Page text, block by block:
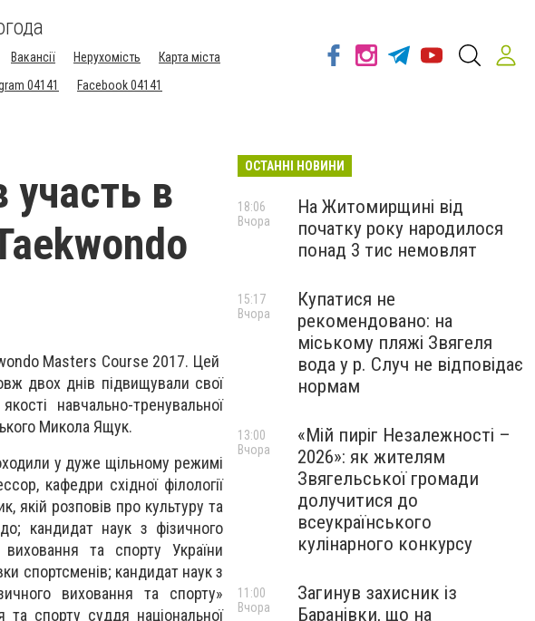
Вакансії Нерухомість
Карта міста
04141 Facebook 04141
в
Masters Course 2017. Цей
двох днів підвищували свої
навчально-тренувальної
Микола Ящук.
у дуже щільному режимі
кафедри східної філології
якій розповів про культуру та
кандидат наук з фізичного
виховання та спорту України
спортсменів; кандидат наук з
виховання та спорту»
та спорту суддя національної
ОСТАННІ НОВИНИ
На Житомирщині від
початку року народилося
понад 3 тис немовлят
18:06
Вчора
Купатися не
рекомендовано: на
міському пляжі Звягеля
вода у р. Случ не відповідає
нормам
15:17
Вчора
«Мій пиріг Незалежності –
2026»: як жителям
Звягельської громади
долучитися до
всеукраїнського
кулінарного конкурсу
13:00
Вчора
Загинув захисник із
Баранівки, що на
11:00
Вчора